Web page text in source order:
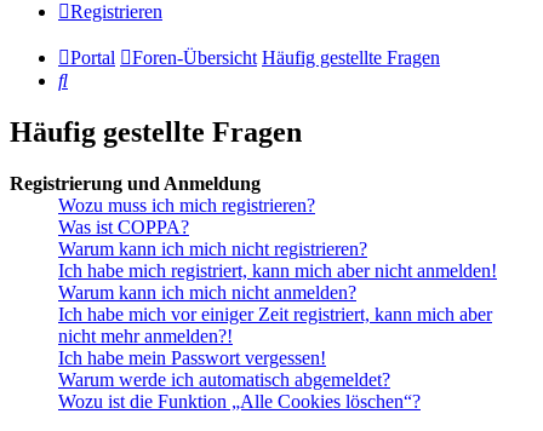
Registrieren
Portal Foren-Übersicht Häufig gestellte Fragen
Suche
Häufig gestellte Fragen
Registrierung und Anmeldung
Wozu muss ich mich registrieren?
Was ist COPPA?
Warum kann ich mich nicht registrieren?
Ich habe mich registriert, kann mich aber nicht anmelden!
Warum kann ich mich nicht anmelden?
Ich habe mich vor einiger Zeit registriert, kann mich aber
nicht mehr anmelden?!
Ich habe mein Passwort vergessen!
Warum werde ich automatisch abgemeldet?
Wozu ist die Funktion „Alle Cookies löschen“?